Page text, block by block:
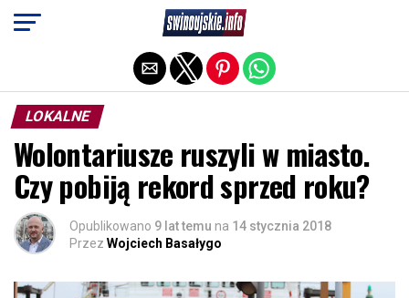
LOKALNE
Wolontariusze ruszyli w miasto.
Czy pobiją rekord sprzed roku?
Opublikowano 9 lat temu na 14 stycznia 2018
Przez Wojciech Basałygo
Exit mobile version